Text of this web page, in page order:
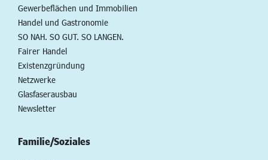
Gewerbeflächen und Immobilien
Handel und Gastronomie
SO NAH. SO GUT. SO LANGEN.
Fairer Handel
Existenzgründung
Netzwerke
Glasfaserausbau
Newsletter
Familie/Soziales